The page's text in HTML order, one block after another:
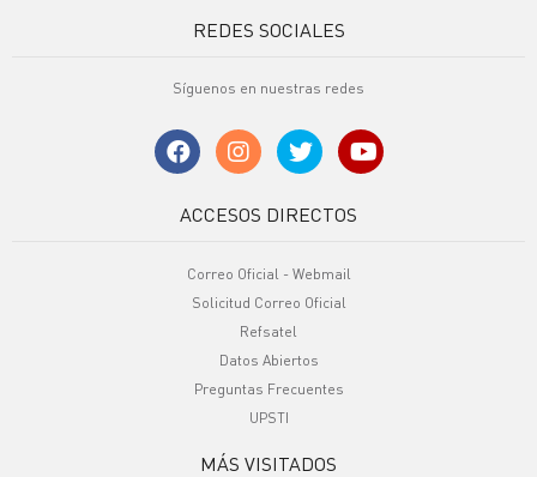
REDES SOCIALES
Síguenos en nuestras redes
ACCESOS DIRECTOS
Correo Oficial - Webmail
Solicitud Correo Oficial
Refsatel
Datos Abiertos
Preguntas Frecuentes
UPSTI
MÁS VISITADOS